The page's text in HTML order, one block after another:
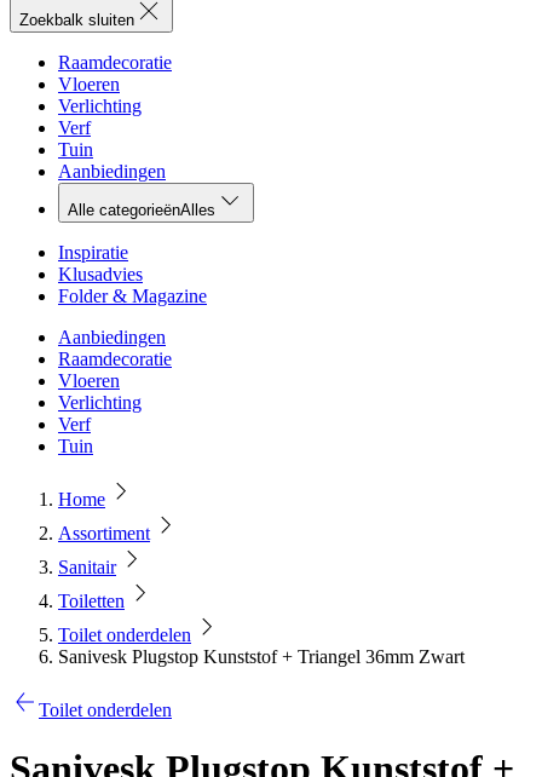
Zoekbalk sluiten
Raamdecoratie
Vloeren
Verlichting
Verf
Tuin
Aanbiedingen
Alle categorieënAlles
Inspiratie
Klusadvies
Folder & Magazine
Aanbiedingen
Raamdecoratie
Vloeren
Verlichting
Verf
Tuin
Home
Assortiment
Sanitair
Toiletten
Toilet onderdelen
Sanivesk Plugstop Kunststof + Triangel 36mm Zwart
Toilet onderdelen